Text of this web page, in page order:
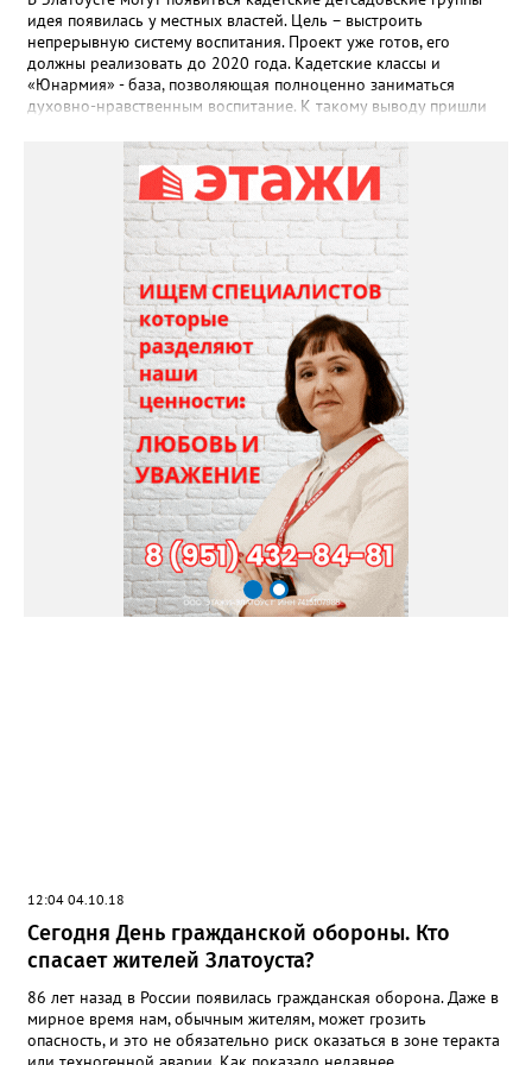
идея появилась у местных властей. Цель – выстроить
непрерывную систему воспитания. Проект уже готов, его
должны реализовать до 2020 года. Кадетские классы и
«Юнармия» - база, позволяющая полноценно заниматься
духовно-нравственным воспитание. К такому выводу пришли
колледже имени Аносова. Кадетскому движение в Златоусте
уже более 10 лет. 42 класса есть в семи школах, а
индустриальном колледже работает кадетский казачий корпус.
Сейчас местные власти задумались о выстраивании
непрерывной системы воспитания. Быть кадетом в городе
начнут учить уже с детского сада. Проект, рассчитанный до
2020 года, готов. Сегодня воспитанники кадетских классов и
кадетского корпуса осваивают военное дело, занимаются
спортом и даже учатся владеть казачьим оружием. Ещё одно
направление, которому в городе будут уделять особое
внимание, - «Юнармия». К созданном в 2016 году по
инициативе президента движению уже присоединились 110
юных златоустовцев – это школьники и студенты техникума
технологий и экономики. В следующем году в их ряды
вольются ученики второй школы. В свободное от учёбы время
юнармейцы занимаются военной подготовкой, участвуют в
волонтёрских программах, культурных и спортивных
мероприятиях.
12:04 04.10.18
Сегодня День гражданской обороны. Кто
спасает жителей Златоуста?
86 лет назад в России появилась гражданская оборона. Даже в
мирное время нам, обычным жителям, может грозить
опасность, и это не обязательно риск оказаться в зоне теракта